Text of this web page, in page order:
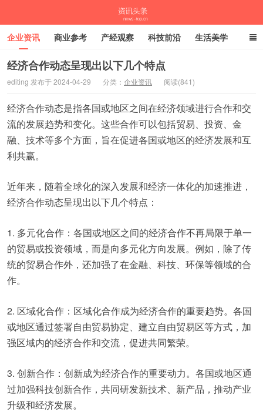
企业资讯 商业参考 产经观察 科技前沿 生活美学
时尚潮流 母婴亲子 专栏
经济合作动态呈现出以下几个特点
editing 发布于 2024-04-29 分类： 企业资讯 阅读(841)
经济合作动态是指各国或地区之间在经济领域进行合作和交
流的发展趋势和变化。这些合作可以包括贸易、投资、金
融、技术等多个方面，旨在促进各国或地区的经济发展和互
利共赢。
近年来，随着全球化的深入发展和经济一体化的加速推进，
经济合作动态呈现出以下几个特点：
1. 多元化合作：各国或地区之间的经济合作不再局限于单一
的贸易或投资领域，而是向多元化方向发展。例如，除了传
统的贸易合作外，还加强了在金融、科技、环保等领域的合
作。
2. 区域化合作：区域化合作成为经济合作的重要趋势。各国
或地区通过签署自由贸易协定、建立自由贸易区等方式，加
强区域内的经济合作和交流，促进共同繁荣。
3. 创新合作：创新成为经济合作的重要动力。各国或地区通
过加强科技创新合作，共同研发新技术、新产品，推动产业
升级和经济发展。